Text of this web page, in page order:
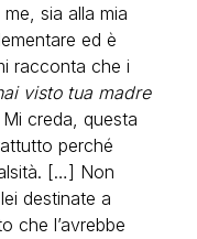
sia alla mia
ed è
racconta che i
visto tua madre
Mi creda, questa
perché
[…] Non
destinate a
che l’avrebbe